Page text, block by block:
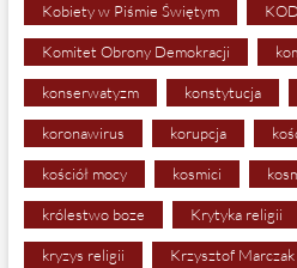
Kobiety w Piśmie Świętym KOD
Komitet Obrony Demokracji
konserwatyzm konstytucja
koronawirus korupcja
kościół mocy kosmici
królestwo boze Krytyka religii
kryzys religii Krzysztof Marczak